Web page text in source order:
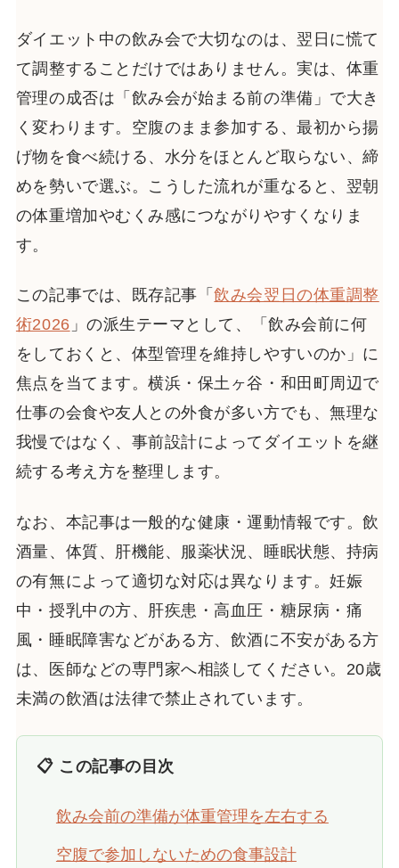
ダイエット中の飲み会で大切なのは、翌日に慌て
て調整することだけではありません。実は、体重
管理の成否は「飲み会が始まる前の準備」で大き
く変わります。空腹のまま参加する、最初から揚
げ物を食べ続ける、水分をほとんど取らない、締
めを勢いで選ぶ。こうした流れが重なると、翌朝
の体重増加やむくみ感につながりやすくなりま
す。
この記事では、既存記事「飲み会翌日の体重調整
術2026 」の派生テーマとして、「飲み会前に何
をしておくと、体型管理を維持しやすいのか」に
焦点を当てます。横浜・保土ヶ谷・和田町周辺で
仕事の会食や友人との外食が多い方でも、無理な
我慢ではなく、事前設計によってダイエットを継
続する考え方を整理します。
なお、本記事は一般的な健康・運動情報です。飲
酒量、体質、肝機能、服薬状況、睡眠状態、持病
の有無によって適切な対応は異なります。妊娠
中・授乳中の方、肝疾患・高血圧・糖尿病・痛
風・睡眠障害などがある方、飲酒に不安がある方
は、医師などの専門家へ相談してください。20歳
未満の飲酒は法律で禁止されています。
📋 この記事の目次
飲み会前の準備が体重管理を左右する
空腹で参加しないための食事設計